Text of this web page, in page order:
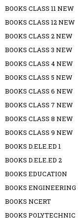
BOOKS CLASS 11 NEW
BOOKS CLASS 12 NEW
BOOKS CLASS 2 NEW
BOOKS CLASS 3 NEW
BOOKS CLASS 4 NEW
BOOKS CLASS 5 NEW
BOOKS CLASS 6 NEW
BOOKS CLASS 7 NEW
BOOKS CLASS 8 NEW
BOOKS CLASS 9 NEW
BOOKS D.ELE.ED 1
BOOKS D.ELE.ED 2
BOOKS EDUCATION
BOOKS ENGINEERING
BOOKS NCERT
BOOKS POLYTECHNIC